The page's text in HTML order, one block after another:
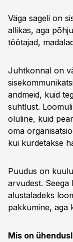
Väga sageli on
allikas, aga
töötajad,
Juhtkonnal on
andmeid, kuid
suhtlust.
oluline, kuid
oma
kui kurdetakse
Puudus on
arvudest. Seega
alustaladeks
pakkumine, aga
Mis on